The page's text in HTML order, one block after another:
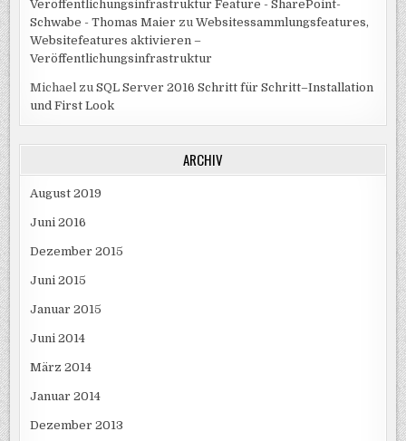
Veröffentlichungsinfrastruktur Feature - SharePoint-
Schwabe - Thomas Maier zuWebsitessammlungsfeatures,
Websitefeatures aktivieren –
Veröffentlichungsinfrastruktur
Michael zuSQL Server 2016 Schritt für Schritt–Installation
und First Look
ARCHIV
August 2019
Juni 2016
Dezember 2015
Juni 2015
Januar 2015
Juni 2014
März 2014
Januar 2014
Dezember 2013